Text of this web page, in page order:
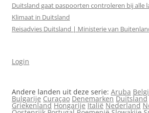
Duitsland gaat paspoorten controleren bij alle
Klimaat in Duitsland
Reisadvies Duitsland | Ministerie van
Login
Andere landen uit deze serie: Aruba
Bulgarije Curaçao Denemarken Duitsland
Griekenland Hongarije Italië Nederland